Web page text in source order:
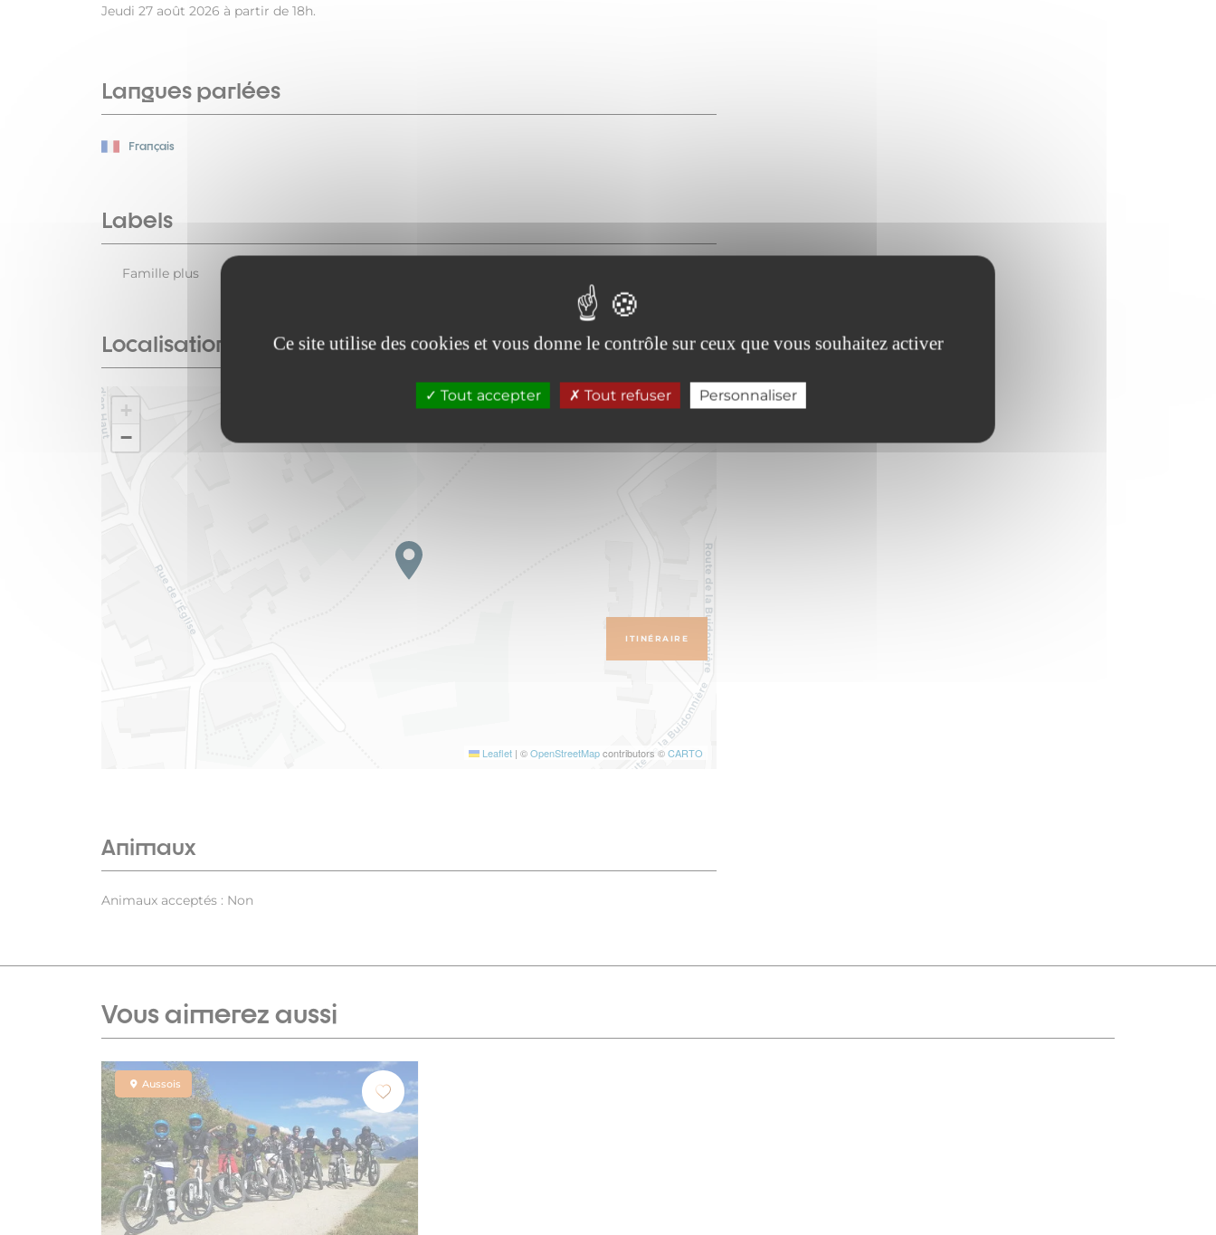
Ce site utilise des cookies et vous donne le contrôle sur ceux que vous souhaitez activer
Tout accepter Tout refuser Personnaliser
Jeudi 27 août 2026 à partir de 18h.
Langues parlées
Français
Labels
Famille plus
Localisation
+
−
Leaflet | ©OpenStreetMapcontributors ©CARTO
ITINÉRAIRE
Animaux
Animaux acceptés : Non
Vous aimerez aussi
Aussois